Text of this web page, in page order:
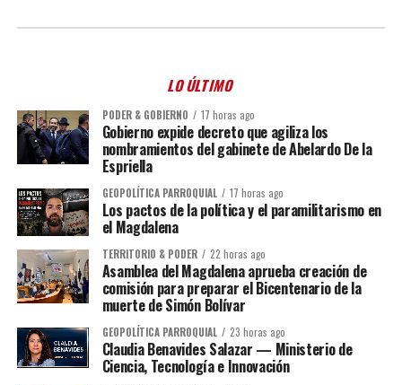
LO ÚLTIMO
PODER & GOBIERNO 17 horas ago
Gobierno expide decreto que agiliza los
nombramientos del gabinete de Abelardo De la
Espriella
GEOPOLÍTICA PARROQUIAL 17 horas ago
Los pactos de la política y el paramilitarismo en
el Magdalena
TERRITORIO & PODER 22 horas ago
Asamblea del Magdalena aprueba creación de
comisión para preparar el Bicentenario de la
muerte de Simón Bolívar
GEOPOLÍTICA PARROQUIAL 23 horas ago
Claudia Benavides Salazar — Ministerio de
Ciencia, Tecnología e Innovación